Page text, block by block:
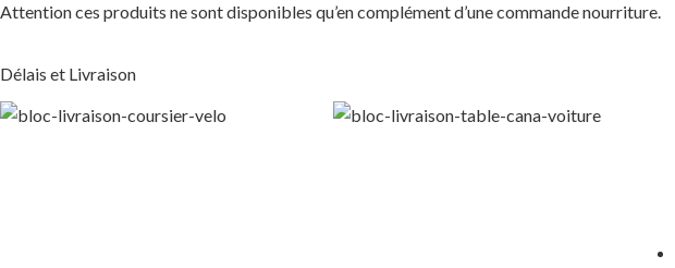
Attention ces produits ne sont disponibles qu’en complément d’une commande nourriture.
Délais et Livraison